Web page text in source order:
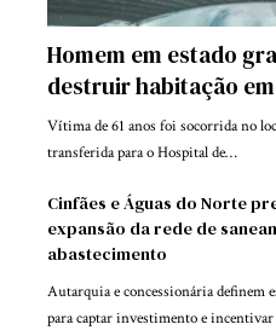
Homem em estado
destruir habitação
Vítima de 61 anos foi socorrida no
transferida para o Hospital de…
Cinfães e Águas do Norte
expansão da rede de
abastecimento
Autarquia e concessionária definem
para captar investimento e incentivar